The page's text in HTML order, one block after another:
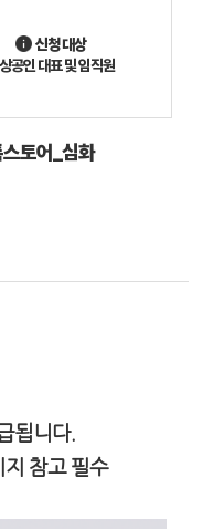
토어_심화
신청 대상
공인 대표 및 임직원
됩니다.
참고 필수